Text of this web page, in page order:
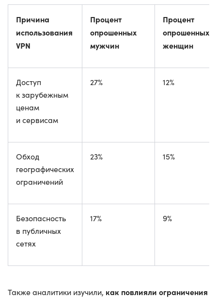
Причина
использования
VPN
Процент
опрошенных
мужчин
Процент
опрошенных
женщин
Доступ
к зарубежным
ценам
и сервисам
27% 12%
Обход
географических
ограничений
23% 15%
Безопасность
в публичных
сетях
17% 9%
Также аналитики изучили, как повлияли ограничения